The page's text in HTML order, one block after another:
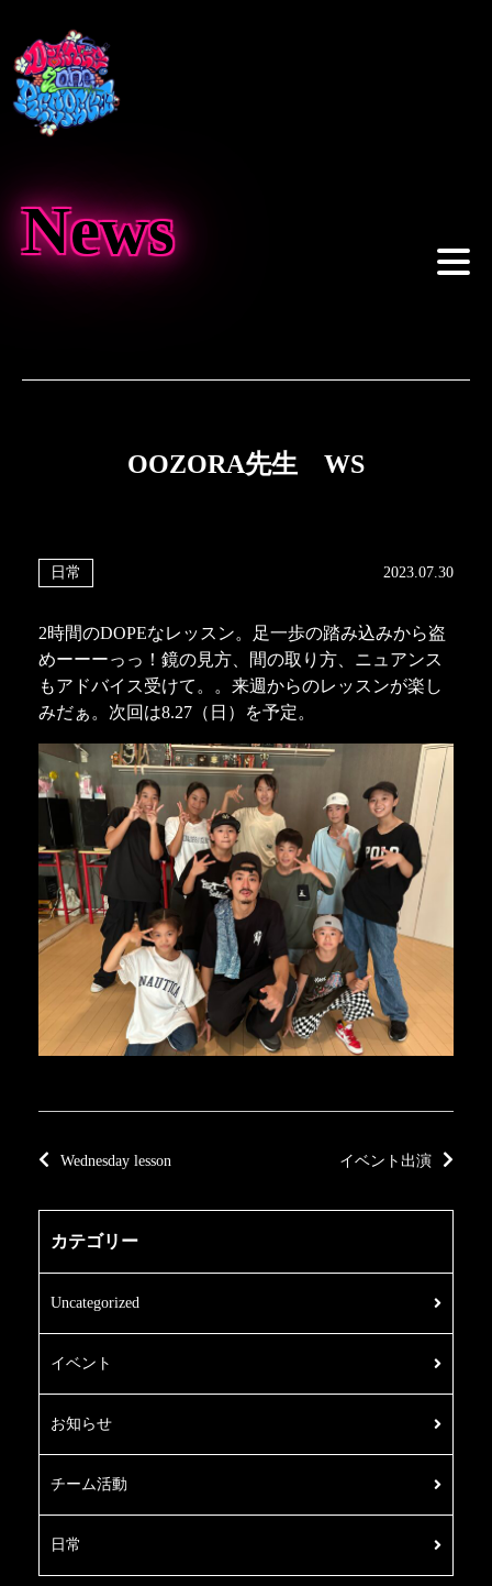
News
OOZORA先生 WS
日常 2023.07.30
2時間のDOPEなレッスン。足一歩の踏み込みから盗
めーーーっっ！鏡の見方、間の取り方、ニュアンス
もアドバイス受けて。。来週からのレッスンが楽し
みだぁ。次回は8.27（日）を予定。
Wednesday lesson イベント出演
カテゴリー
Uncategorized
イベント
お知らせ
チーム活動
日常